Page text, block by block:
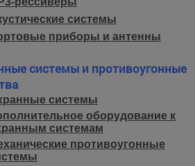
системы
приборы и антенны
системы и противоугонные
системы
оборудование к
системам
противоугонные